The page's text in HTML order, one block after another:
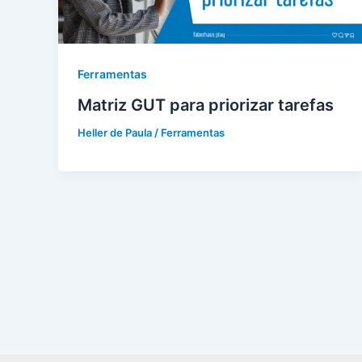
Ferramentas
Matriz GUT para priorizar tarefas
Heller de Paula / Ferramentas